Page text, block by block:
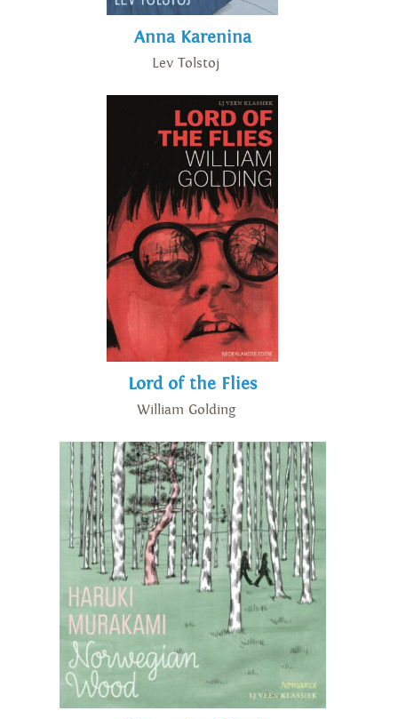
Anna Karenina
Lev Tolstoj
Lord of the Flies
William Golding